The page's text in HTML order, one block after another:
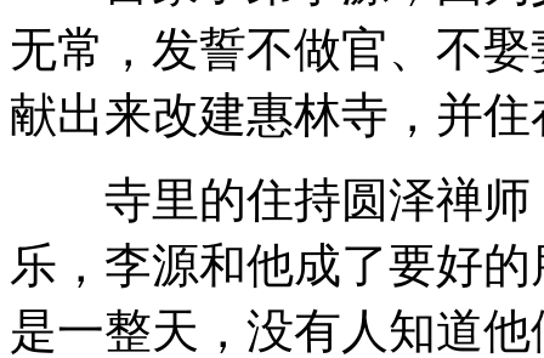
无常，发誓不做官、不
献出来改建惠林寺，并
寺里的住持圆泽禅师
乐，李源和他成了要好
是一整天，没有人知道